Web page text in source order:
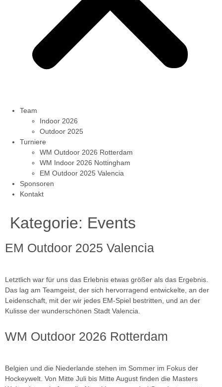
Team
Indoor 2026
Outdoor 2025
Turniere
WM Outdoor 2026 Rotterdam
WM Indoor 2026 Nottingham
EM Outdoor 2025 Valencia
Sponsoren
Kontakt
Kategorie: Events
EM Outdoor 2025 Valencia
Letztlich war für uns das Erlebnis etwas größer als das Ergebnis.
Das lag am Teamgeist, der sich hervorragend entwickelte, an der
Leidenschaft, mit der wir jedes EM-Spiel bestritten, und an der
Kulisse der wunderschönen Stadt Valencia.
WM Outdoor 2026 Rotterdam
Belgien und die Niederlande stehen im Sommer im Fokus der
Hockeywelt. Von Mitte Juli bis Mitte August finden die Masters